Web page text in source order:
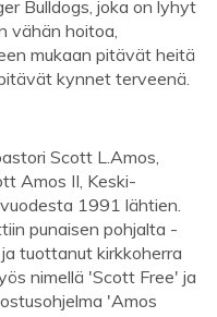
Bulldogs, joka on lyhyt
vähän hoitoa,
mukaan pitävät heitä
kynnet terveenä.
Scott L.Amos,
Amos II, Keski-
1991 lähtien.
punaisen pohjalta -
tuottanut kirkkoherra
nimellä 'Scott Free' ja
'Amos